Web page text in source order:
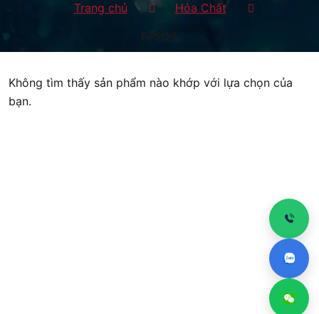
Trang chủ
Hóa Chất
FeSO4
Không tìm thấy sản phẩm nào khớp với lựa chọn của
bạn.